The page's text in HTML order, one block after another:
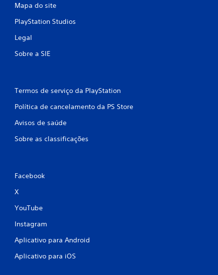
Mapa do site
PlayStation Studios
Legal
Sobre a SIE
Termos de serviço da PlayStation
Política de cancelamento da PS Store
Avisos de saúde
Sobre as classificações
Facebook
X
YouTube
Instagram
Aplicativo para Android
Aplicativo para iOS